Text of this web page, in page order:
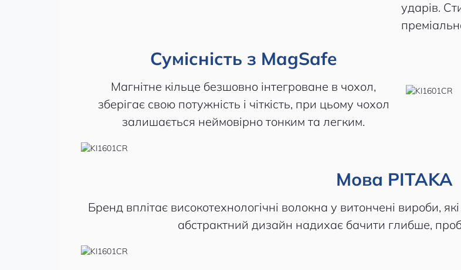
ударів.
Сумісність з MagSafe
Магнітне кільце безшовно інтегроване в чохол,
зберігає свою потужність і чіткість, при цьому чохол
залишається неймовірно тонким та легким.
Мова PITAKA
Бренд вплітає високотехнологічні волокна у витончені вироби,
абстрактний дизайн надихає бачити глибше,